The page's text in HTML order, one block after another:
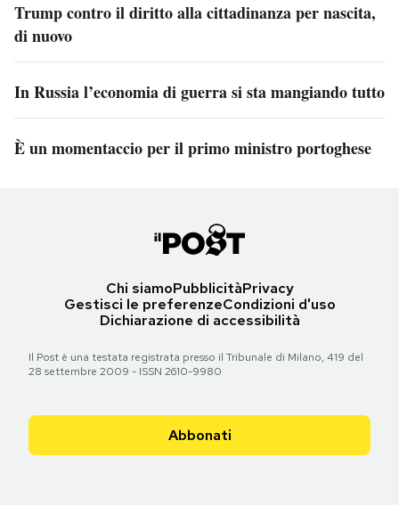
Trump contro il diritto alla cittadinanza per nascita,
di nuovo
In Russia l’economia di guerra si sta mangiando tutto
È un momentaccio per il primo ministro portoghese
Chi siamoPubblicitàPrivacy
Gestisci le preferenzeCondizioni d'uso
Dichiarazione di accessibilità
Il Post è una testata registrata presso il Tribunale di Milano, 419 del
28 settembre 2009 - ISSN 2610-9980
Abbonati